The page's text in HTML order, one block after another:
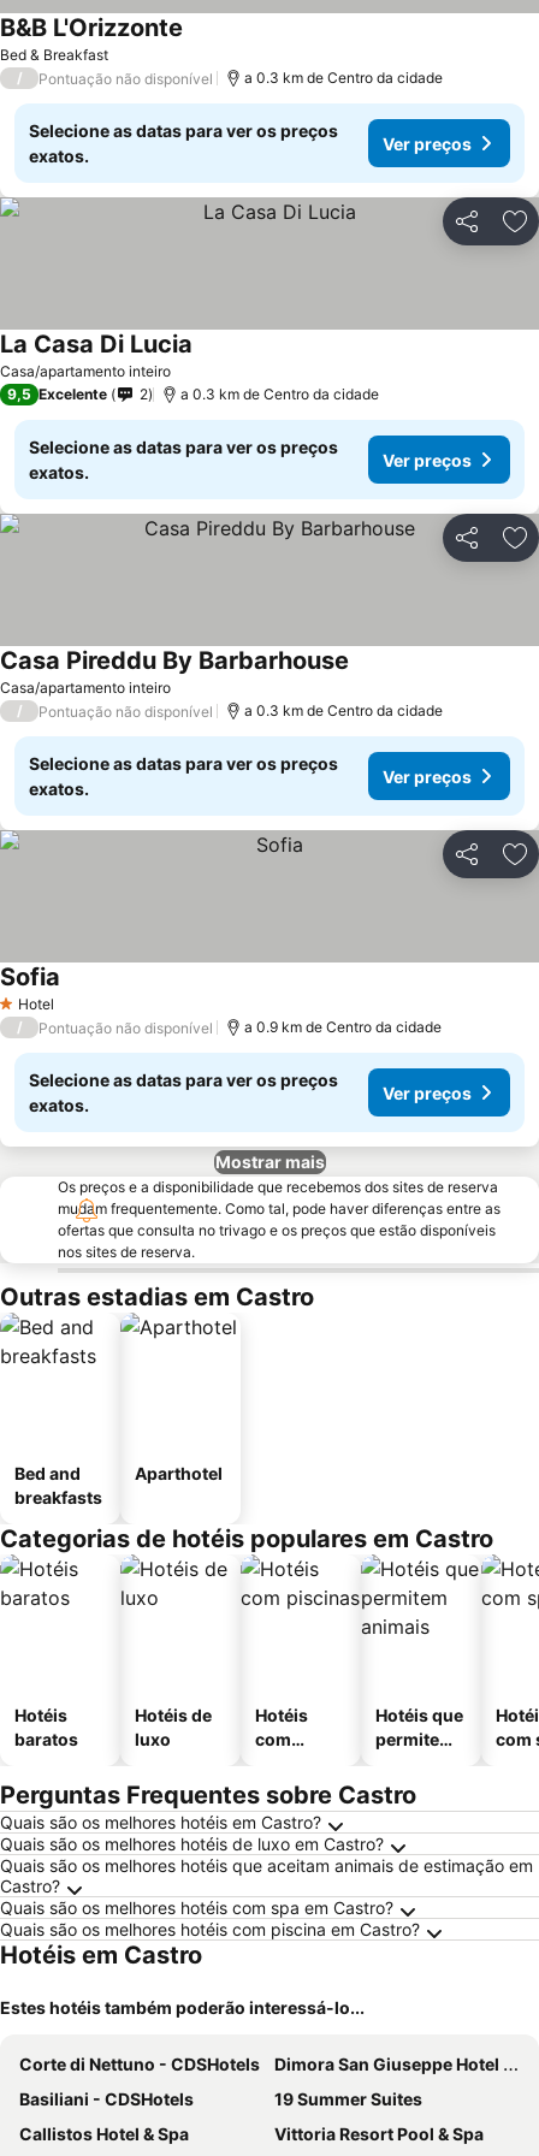
Bed & Breakfast
B&B L'Orizzonte
/ Pontuação não disponível a 0.3 km de Centro da cidade
Selecione as datas para ver os preços
exatos.
Ver preços
Partilhar
Casa/apartamento inteiro
La Casa Di Lucia
9,5 Excelente 2 a 0.3 km de Centro da cidade
Selecione as datas para ver os preços
exatos.
Ver preços
Partilhar
Casa/apartamento inteiro
Casa Pireddu By Barbarhouse
/ Pontuação não disponível a 0.3 km de Centro da cidade
Selecione as datas para ver os preços
exatos.
Ver preços
Partilhar
1 Estrelas
Hotel
Sofia
/ Pontuação não disponível a 0.9 km de Centro da cidade
Selecione as datas para ver os preços
exatos.
Ver preços
Mostrar mais
Os preços e a disponibilidade que recebemos dos sites de reserva
mudam frequentemente. Como tal, pode haver diferenças entre as
ofertas que consulta no trivago e os preços que estão disponíveis
nos sites de reserva.
Outras estadias em Castro
Bed and
breakfasts
Aparthotel
Categorias de hotéis populares em Castro
Hotéis
baratos
Hotéis de
luxo
Hotéis
com
Hotéis que
permitem
com
Perguntas Frequentes sobre Castro
Quais são os melhores hotéis em Castro?
Quais são os melhores hotéis de luxo em Castro?
Quais são os melhores hotéis que aceitam animais de estimação em
Castro?
Quais são os melhores hotéis com spa em Castro?
Quais são os melhores hotéis com piscina em Castro?
Hotéis em Castro
Estes hotéis também poderão interessá-lo...
Corte di Nettuno - CDSHotels
Dimora San Giuseppe Hotel & SPA
Basiliani - CDSHotels
19 Summer Suites
Callistos Hotel & Spa
Vittoria Resort Pool & Spa